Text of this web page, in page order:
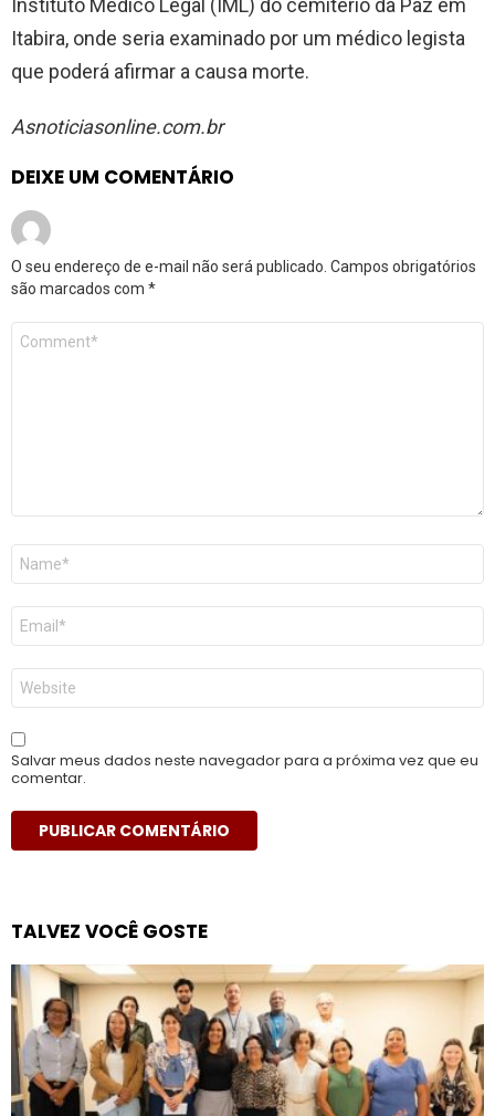
Instituto Médico Legal (IML) do cemitério da Paz em
Itabira, onde seria examinado por um médico legista
que poderá afirmar a causa morte.
Asnoticiasonline.com.br
DEIXE UM COMENTÁRIO
O seu endereço de e-mail não será publicado. Campos obrigatórios
são marcados com *
Comentário
Nome
E-
mail
*
Site
Salvar meus dados neste navegador para a próxima vez que eu
comentar.
TALVEZ VOCÊ GOSTE